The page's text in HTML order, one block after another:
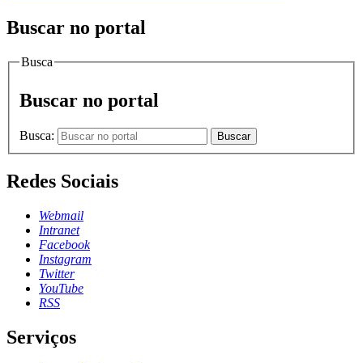
Buscar no portal
Busca
Buscar no portal
Busca: Buscar
Redes Sociais
Webmail
Intranet
Facebook
Instagram
Twitter
YouTube
RSS
Serviços